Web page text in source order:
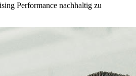
Performance nachhaltig zu